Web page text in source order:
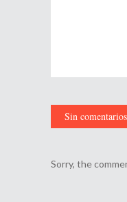
Sin comentarios
Sorry, the